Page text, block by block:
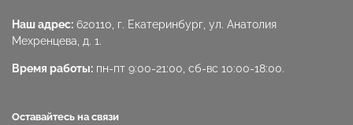
Наш адрес: 620110, г. Екатеринбург, ул. Анатолия
Мехренцева, д. 1.
Время работы: пн-пт 9:00-21:00, сб-вс 10:00-18:00.
Оставайтесь на связи